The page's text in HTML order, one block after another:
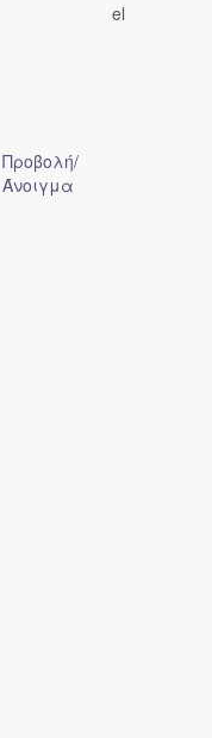
el
Προβολή/
Άνοιγμα